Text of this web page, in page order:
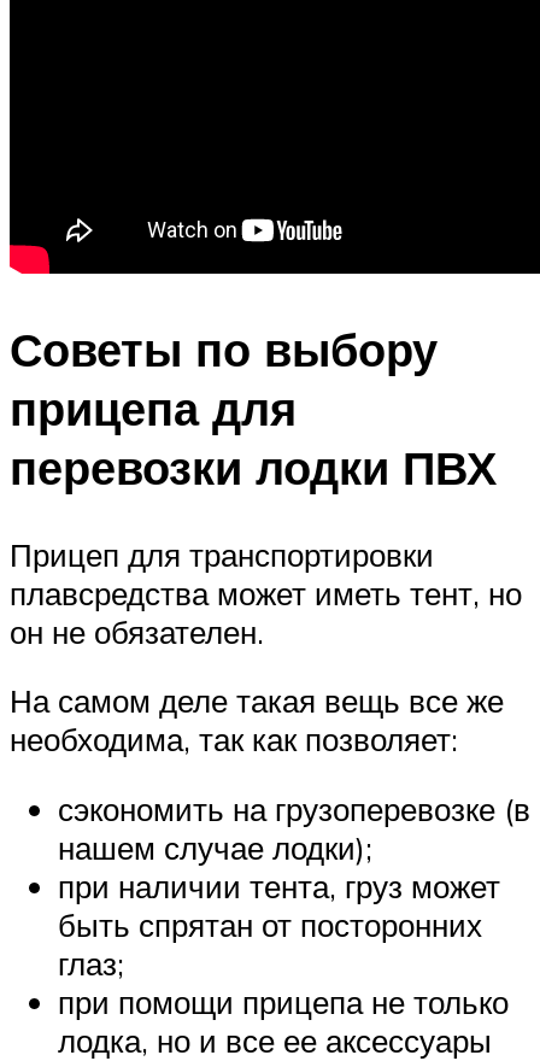
Советы по выбору
прицепа для
перевозки лодки ПВХ
Прицеп для транспортировки
плавсредства может иметь тент, но
он не обязателен.
На самом деле такая вещь все же
необходима, так как позволяет:
сэкономить на грузоперевозке (в
нашем случае лодки);
при наличии тента, груз может
быть спрятан от посторонних
глаз;
при помощи прицепа не только
лодка, но и все ее аксессуары